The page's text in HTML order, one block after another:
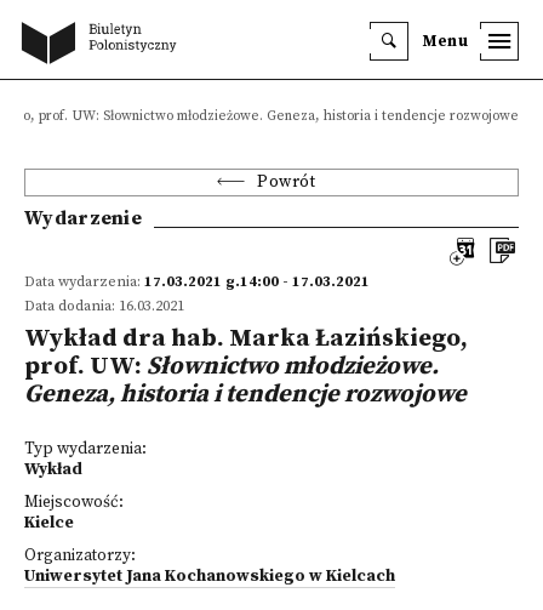
Menu
prof. UW: Słownictwo młodzieżowe. Geneza, historia i tendencje rozwojowe
Powrót
Wydarzenie
Data wydarzenia: 17.03.2021 g.14:00 - 17.03.2021
Data dodania: 16.03.2021
Wykład dra hab. Marka Łazińskiego,
prof. UW: Słownictwo młodzieżowe.
Geneza, historia i tendencje rozwojowe
Typ wydarzenia:
Wykład
Miejscowość:
Kielce
Organizatorzy:
Uniwersytet Jana Kochanowskiego w Kielcach